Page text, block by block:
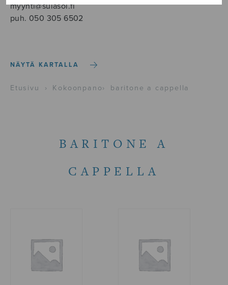
myynti@sulasol.fi
puh. 050 305 6502
NÄYTÄ KARTALLA
Etusivu › Kokoonpano› baritone a cappella
BARITONE A
CAPPELLA